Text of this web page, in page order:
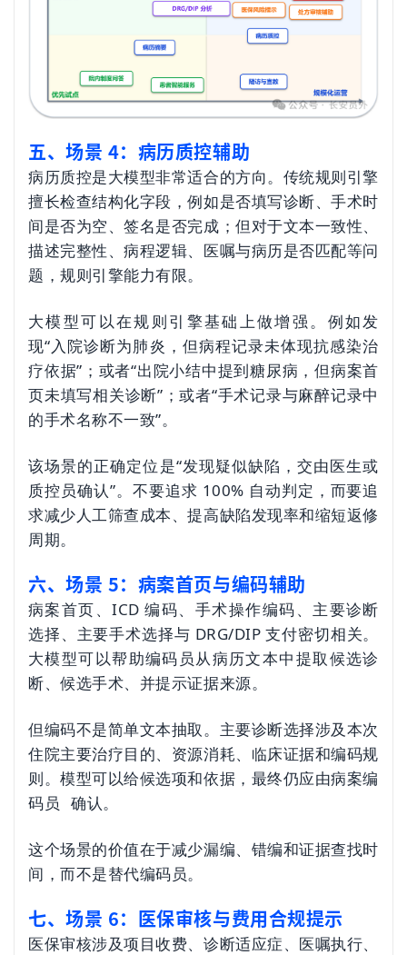
五、场景 4：病历质控辅助
病历质控是大模型非常适合的方向。传统规则引擎
擅长检查结构化字段，例如是否填写诊断、手术时
间是否为空、签名是否完成；但对于文本一致性、
描述完整性、病程逻辑、医嘱与病历是否匹配等问
题，规则引擎能力有限。
大模型可以在规则引擎基础上做增强。例如发
现“入院诊断为肺炎，但病程记录未体现抗感染治
疗依据”；或者“出院小结中提到糖尿病，但病案首
页未填写相关诊断”；或者“手术记录与麻醉记录中
的手术名称不一致”。
该场景的正确定位是“发现疑似缺陷，交由医生或
质控员确认”。不要追求 100% 自动判定，而要追
求减少人工筛查成本、提高缺陷发现率和缩短返修
周期。
六、场景 5：病案首页与编码辅助
病案首页、ICD 编码、手术操作编码、主要诊断
选择、主要手术选择与 DRG/DIP 支付密切相关。
大模型可以帮助编码员从病历文本中提取候选诊
断、候选手术、并提示证据来源。
但编码不是简单文本抽取。主要诊断选择涉及本次
住院主要治疗目的、资源消耗、临床证据和编码规
则。模型可以给候选项和依据，最终仍应由病案编
码员
确认。
这个场景的价值在于减少漏编、错编和证据查找时
间，而不是替代编码员。
七、场景 6：医保审核与费用合规提示
医保审核涉及项目收费、诊断适应症、医嘱执行、